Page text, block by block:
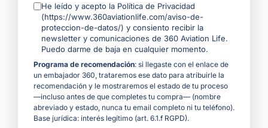
He leído y acepto la Política de Privacidad
(https://www.360aviationlife.com/aviso-de-
proteccion-de-datos/) y consiento recibir la
newsletter y comunicaciones de 360 Aviation Life.
Puedo darme de baja en cualquier momento.
Programa de recomendación: si llegaste con el enlace de
un embajador 360, trataremos ese dato para atribuirle la
recomendación y le mostraremos el estado de tu proceso
—incluso antes de que completes tu compra— (nombre
abreviado y estado, nunca tu email completo ni tu teléfono).
Base jurídica: interés legítimo (art. 6.1.f RGPD).